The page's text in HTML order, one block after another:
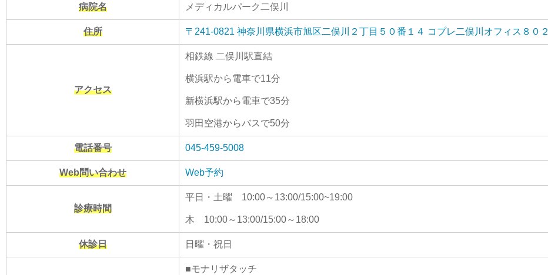
病院名 メディカルパーク二俣川
住所 〒241-0821 神奈川県横浜市旭区二俣川２丁目５０番１４ コプレ二俣川オフィス８０２
アクセス
相鉄線 二俣川駅直結
横浜駅から電車で11分
新横浜駅から電車で35分
羽田空港からバスで50分
電話番号 045-459-5008
Web問い合わせ Web予約
診療時間
平日・土曜 10:00～13:00/15:00~19:00
木 10:00～13:00/15:00～18:00
休診日 日曜・祝日
■モナリザタッチ